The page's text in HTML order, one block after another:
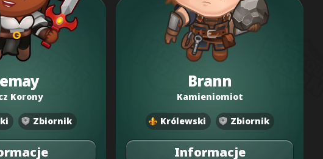
Korony
Zbiornik
Brann
Kamieniomiot
Królewski Zbiornik
Informacje